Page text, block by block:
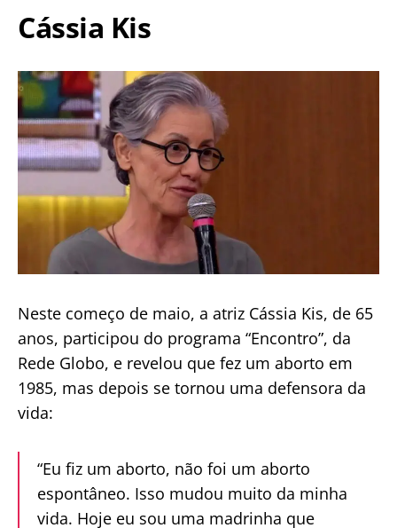
Cássia Kis
Neste começo de maio, a atriz Cássia Kis, de 65
anos, participou do programa “Encontro”, da
Rede Globo, e revelou que fez um aborto em
1985, mas depois se tornou uma defensora da
vida:
“Eu fiz um aborto, não foi um aborto
espontâneo. Isso mudou muito da minha
vida. Hoje eu sou uma madrinha que